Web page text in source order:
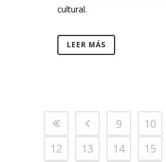
cultural.
LEER MÁS
9 10
12
13 14 15